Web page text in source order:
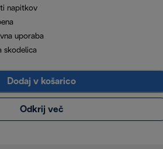
napitkov
uporaba
skodelica
Dodaj v košarico
Odkrij več